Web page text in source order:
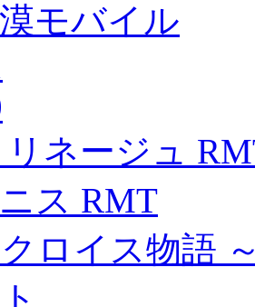
モバイル
ネージュ
ス RMT
ロイス物語